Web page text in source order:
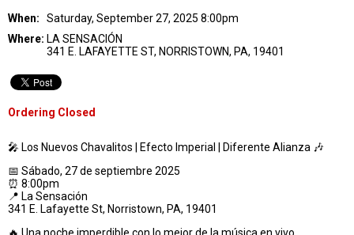
When:
Saturday, September 27, 2025 8:00pm
Where: LA SENSACIÓN
341 E. LAFAYETTE ST, NORRISTOWN, PA, 19401
Ordering Closed
🎤 Los Nuevos Chavalitos | Efecto Imperial | Diferente Alianza 🎶
📅 Sábado, 27 de septiembre 2025
⏰ 8:00pm
📍 La Sensación
341 E. Lafayette St, Norristown, PA, 19401